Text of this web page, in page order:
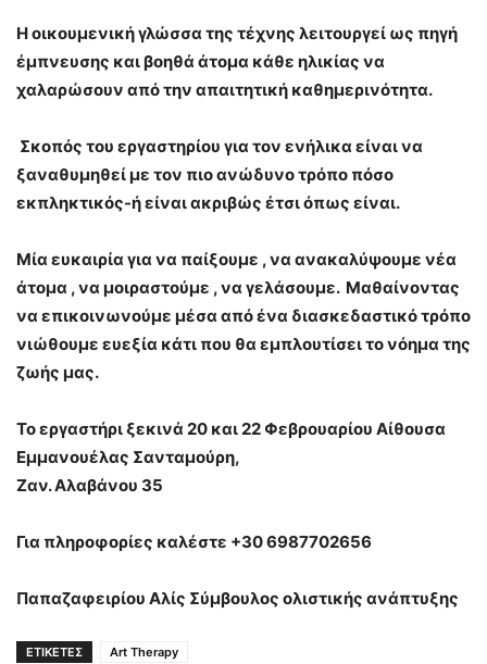
Η οικουμενική γλώσσα της τέχνης λειτουργεί ως πηγή
έμπνευσης και βοηθά άτομα κάθε ηλικίας να
χαλαρώσουν από την απαιτητική καθημερινότητα.
Σκοπός του εργαστηρίου για τον ενήλικα είναι να
ξαναθυμηθεί με τον πιο ανώδυνο τρόπο πόσο
εκπληκτικός-ή είναι ακριβώς έτσι όπως είναι.
Μία ευκαιρία για να παίξουμε , να ανακαλύψουμε νέα
άτομα , να μοιραστούμε , να γελάσουμε. Μαθαίνοντας
να επικοινωνούμε μέσα από ένα διασκεδαστικό τρόπο
νιώθουμε ευεξία κάτι που θα εμπλουτίσει το νόημα της
ζωής μας.
Το εργαστήρι ξεκινά 20 και 22 Φεβρουαρίου Αίθουσα
Εμμανουέλας Σανταμούρη,
Ζαν. Αλαβάνου 35
Για πληροφορίες καλέστε +30 6987702656
Παπαζαφειρίου Αλίς Σύμβουλος ολιστικής ανάπτυξης
ΕΤΙΚΕΤΕΣ Art Therapy